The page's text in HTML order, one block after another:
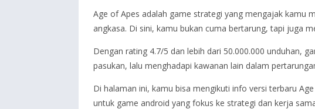
Age of Apes adalah game strategi yang mengajak kamu
angkasa. Di sini, kamu bukan cuma bertarung, tapi juga
Dengan rating 4.7/5 dan lebih dari 50.000.000 unduhan,
pasukan, lalu menghadapi kawanan lain dalam
Di halaman ini, kamu bisa mengikuti info versi terbaru
untuk game android yang fokus ke strategi dan kerja